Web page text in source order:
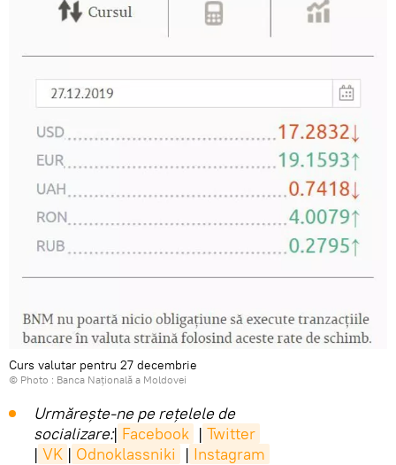
Curs valutar pentru 27 decembrie
© Photo : Banca Națională a Moldovei
Urmărește-ne pe rețelele de
socializare:| Facebook | Twitter
| VK | Odnoklassniki | Instagram